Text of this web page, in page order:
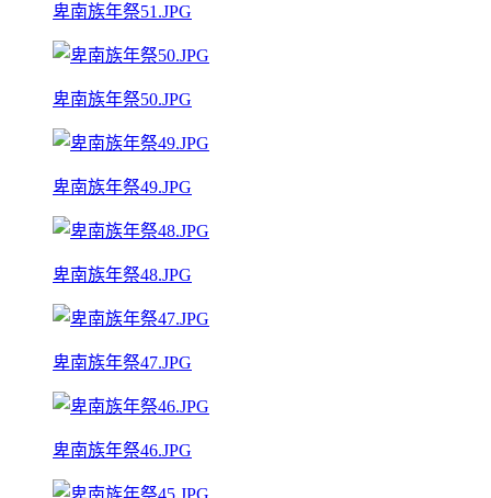
卑南族年祭51.JPG
卑南族年祭50.JPG
卑南族年祭49.JPG
卑南族年祭48.JPG
卑南族年祭47.JPG
卑南族年祭46.JPG